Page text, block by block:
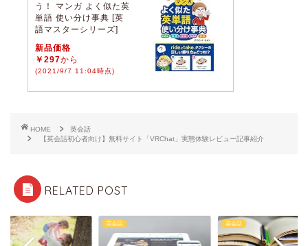
う！ マンガ よく似た英
単語 使い分け事典 [英
語マスターシリーズ]
新品価格
￥297から
(2021/9/7 11:04時点)
HOME
英会話
【英会話初心者向け】無料サイト「VRChat」実態体験レビュー記事紹介
RELATED POST
英会話 英会話